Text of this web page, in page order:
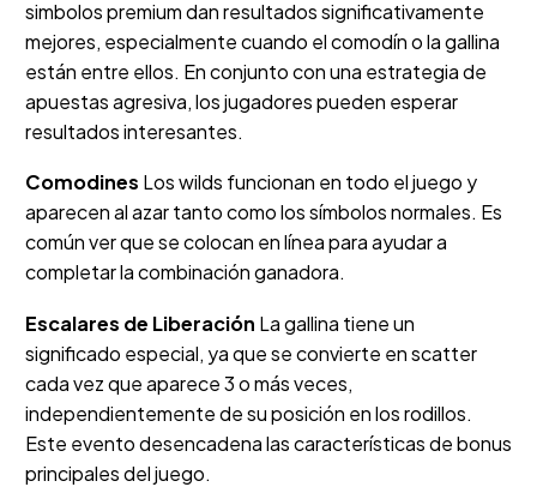
simbolos premium dan resultados significativamente
mejores, especialmente cuando el comodín o la gallina
están entre ellos. En conjunto con una estrategia de
apuestas agresiva, los jugadores pueden esperar
resultados interesantes.
Comodines Los wilds funcionan en todo el juego y
aparecen al azar tanto como los símbolos normales. Es
común ver que se colocan en línea para ayudar a
completar la combinación ganadora.
Escalares de Liberación La gallina tiene un
significado especial, ya que se convierte en scatter
cada vez que aparece 3 o más veces,
independientemente de su posición en los rodillos.
Este evento desencadena las características de bonus
principales del juego.